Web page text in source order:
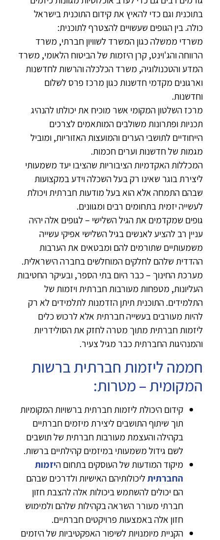
בתוכנית וגם כדי להאיץ את קידום התוכנית בישראל
כולה. בין הגופים שעשויים להצטרף לתוכנית:
משרדי ממשלה כגון המשרד לשוויון חברתי, משרד
הרווחה והג'וינט, קרן היזמות של הביטוח הלאומי, משרד
המדע והטכנולוגיה, משרד הכלכלה והרשות לחדשנות
וארגונים מקדמי חדשנות כגון מרכז פרס לשלום
וחדשנות.
מרכז השלטון המקומי אשר מוכיח את יכולתו להנהיג
תכניות ופתרונות משולבים המותאמים לצרכים
הייחודיים לתושבי הערים והמועצות האזוריות, ומוביל
מגמות של חדשנות וערים חכמות.
המכללות האקדמיות הציבוריות שהציבו יעד משמעותי
ליצירת בוגר שאינו רק בעל השכלה וידע במקצועות
שבהם התמחה אלא הוא בעל מודעות חברתית ויכולת
לעשייה יזמית בתחומים רבים ומגוונים.
גופים שמקדמים את הגיל השלישי – לגופים אלה יהיה
עניין רב להציע לאנשים בגיל השלישי אפיקי עשייה
משמעותיים שתורמים להם ומבטאים את הערבות
ההדדית שלהם לחלקים המוחלשים בחברה הישראלית.
מערכת החינוך – כבר היום בתי הספר, ובעיקר החטיבות
העליונות, מטפחות מעורבות חברתית ויזמות של
התלמידים. התוכנית תיתן הזדמנות לתלמידים לא רק
להיות מעורבים בעשייה חברתית אלא לרכוש כלים
ליזמות חברתית מתוך מטרה לחזק את הסולידריות
והמנהיגות החברתית כבר מגיל צעיר.
חממה ליזמות חברתית ברשות
המקומית – מטרות:
קידום היכולת ליזמות חברתית ברשויות המקומיות
תוך שיתוף התושבים ליצירת מיזמים חברתיים
בקהילה והעצמת מעורבות חברתית של תושבים
לשם גידול משמעותי במיזמים קהילתיים ברשות.
מיקוד המודעות של העוסקים בתחום היזמות
החברתיתליכולותיהם האישיות ולדרכים שבהם
הם יכולים להשתמש ביכולות אלה להצבת חזון
חברתי מעורר השראה בקהילות שלהם ולמימוש
חזון אלה באמצעות פרויקטים חברתיים.
הקניית מיומנויות לשיפור האפקטיביות של היזמים